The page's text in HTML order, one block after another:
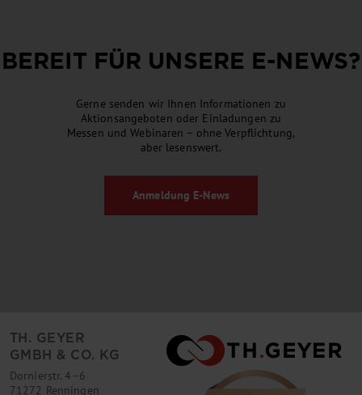
BEREIT FÜR UNSERE E-NEWS?
Gerne senden wir Ihnen Informationen zu
Aktionsangeboten oder Einladungen zu
Messen und Webinaren – ohne Verpflichtung,
aber lesenswert.
Anmeldung E-News
TH. GEYER
GMBH & CO. KG
Dornierstr. 4–6
71272 Renningen